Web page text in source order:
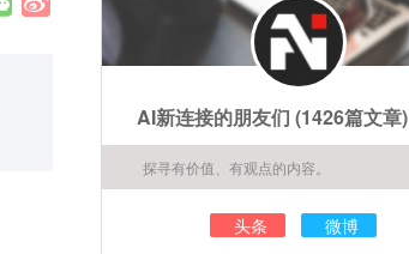
AI新连接的朋友们 (1426篇文章)
探寻有价值、有观点的内容。
头条 微博